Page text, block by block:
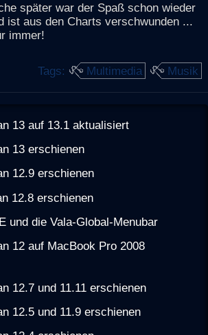
später war der Spaß schon wieder
ist aus den Charts verschwunden ...
immer!
Tags: Multimedia Musik
13 auf 13.1 aktualisiert
13 erschienen
12.9 erschienen
12.8 erschienen
und die Vala-Global-Menubar
12 auf MacBook Pro 2008
12.7 und 11.11 erschienen
12.5 und 11.9 erschienen